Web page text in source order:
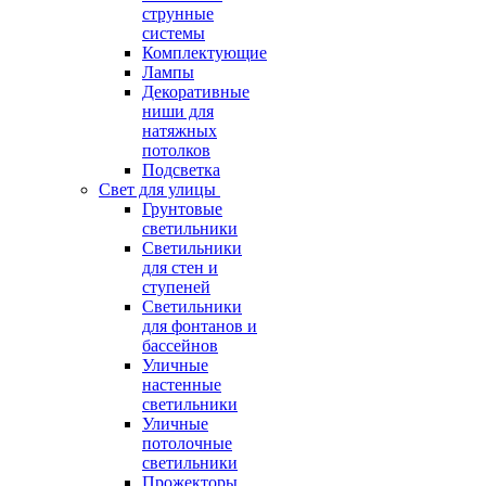
струнные
системы
Комплектующие
Лампы
Декоративные
ниши для
натяжных
потолков
Подсветка
Свет для улицы
Грунтовые
светильники
Светильники
для стен и
ступеней
Светильники
для фонтанов и
бассейнов
Уличные
настенные
светильники
Уличные
потолочные
светильники
Прожекторы